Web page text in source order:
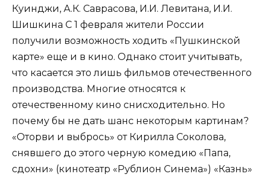
Куинджи, А.К. Саврасова, И.И. Левитана, И.И.
Шишкина С 1 февраля жители России
получили возможность ходить «Пушкинской
карте» еще и в кино. Однако стоит учитывать,
что касается это лишь фильмов отечественного
производства. Многие относятся к
отечественному кино снисходительно. Но
почему бы не дать шанс некоторым картинам?
«Оторви и выбрось» от Кирилла Соколова,
снявшего до этого черную комедию «Папа,
сдохни» (кинотеатр «Рублион Синема») «Казнь»